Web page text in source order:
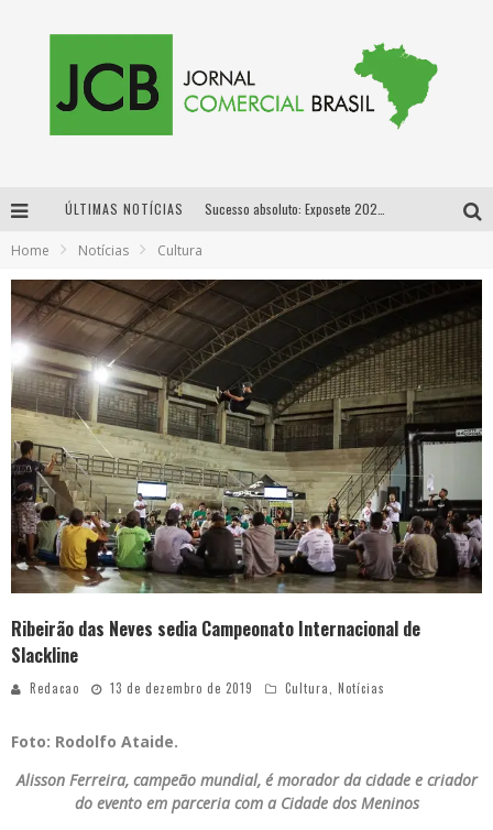
ÚLTIMAS NOTÍCIAS
Proibida anuncia retorno da Puro Malte Extra e consolida trajetória de democratização cervejeira no Brasil
Home Notícias Cultura
Ribeirão das Neves sedia Campeonato Internacional de
Slackline
Redacao 13 de dezembro de 2019 Cultura, Notícias
Foto: Rodolfo Ataide.
Alisson Ferreira, campeão mundial, é morador da cidade e criador
do evento em parceria com a Cidade dos Meninos